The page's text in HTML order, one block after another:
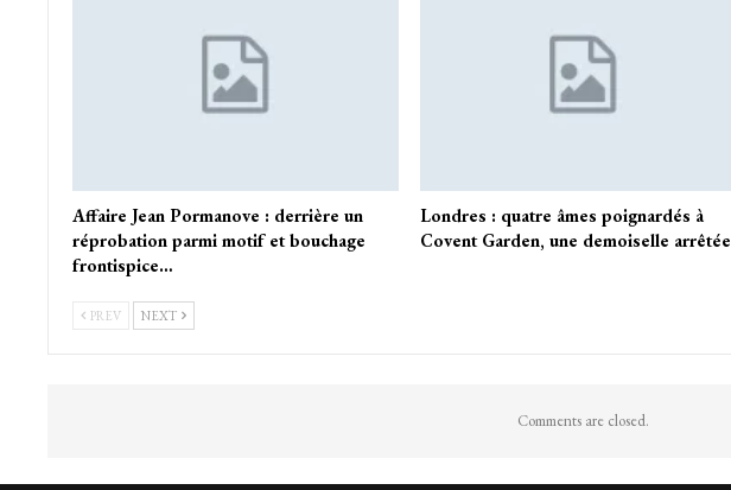
Affaire Jean Pormanove : derrière un
réprobation parmi motif et bouchage
frontispice…
Londres : quatre âmes poignardés à
Covent Garden, une demoiselle arrêtée
PREV NEXT
Comments are closed.